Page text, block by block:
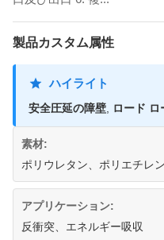
製品カスタム属性
ハイライト
安全圧延の障壁 ロード ロ
素材:
ポリウレタン、ポリエチレン
アプリケーション:
反衝突、エネルギー吸収